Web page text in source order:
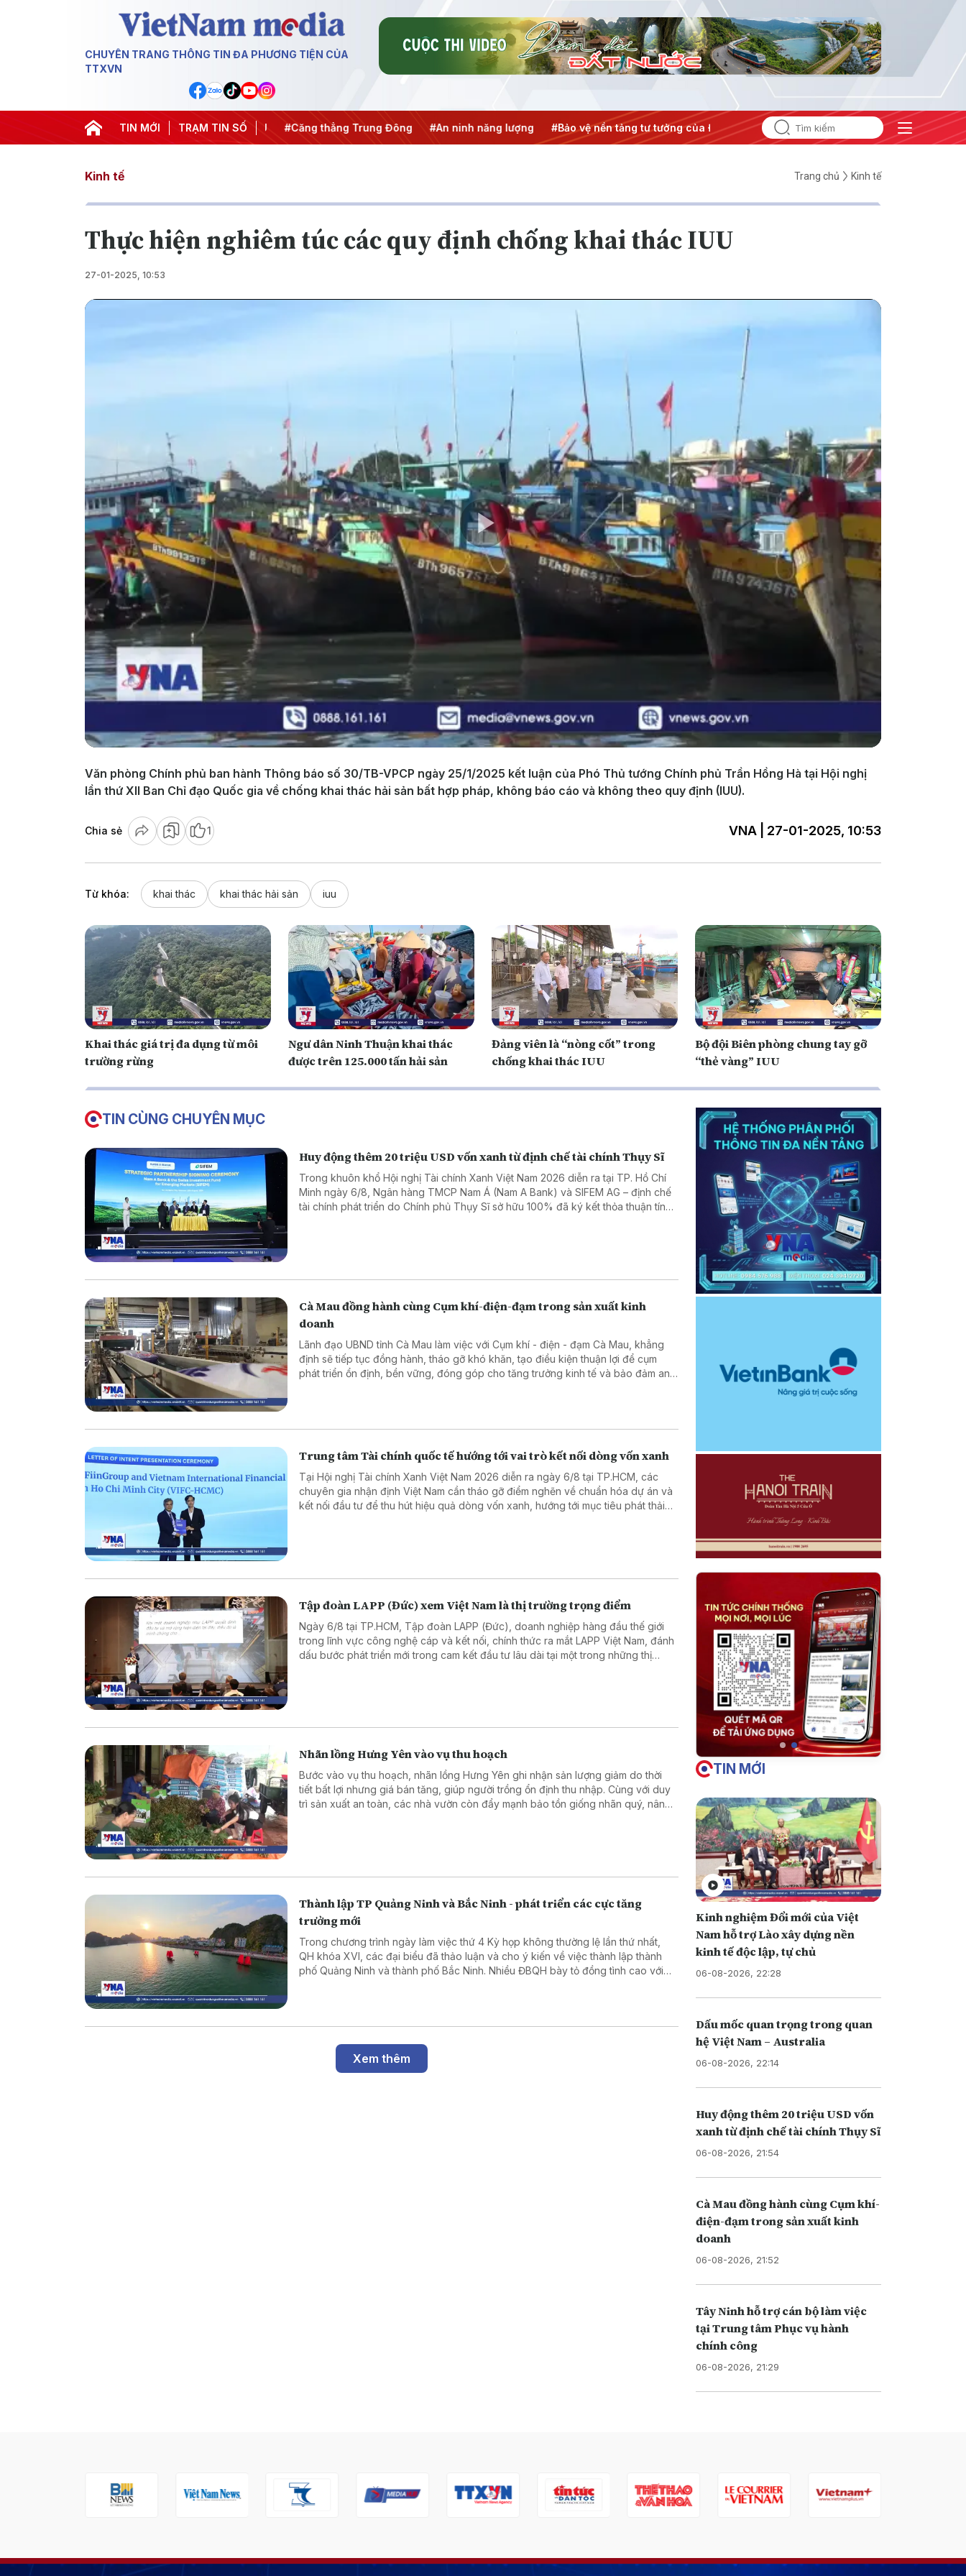
CHUYÊN TRANG THÔNG TIN ĐA PHƯƠNG TIỆN CỦA
TTXVN
TIN MỚI TRẠM TIN SỐ
dịch 500 ngày đêm #Chống khai thác IUU #Căng thẳng Trung Đông #An ninh năng lượng #Bảo vệ nền tảng tư tưởng của Đảng #Hội nghị Trung ương 3
Kinh tế Trang chủ Kinh tế
T hực hiện nghiêm túc các quy định chống khai thác IUU
27-01-2025, 10:53
Play
Video
Văn phòng Chính phủ ban hành Thông báo số 30/TB-VPCP ngày 25/1/2025 kết luận của Phó Thủ tướng Chính phủ Trần Hồng Hà tại Hội nghị
lần thứ XII Ban Chỉ đạo Quốc gia về chống khai thác hải sản bất hợp pháp, không báo cáo và không theo quy định (IUU).
Chia sẻ 1 VNA | 27-01-2025, 10:53
Từ khóa: khai thác khai thác hải sản iuu
Khai thác giá trị đa dụng từ môi
trường rừng
Ngư dân Ninh Thuận khai thác
được trên 125.000 tấn hải sản
Đảng viên là “nòng cốt” trong
chống khai thác IUU
Bộ đội Biên phòng chung tay gỡ
“thẻ vàng” IUU
TIN CÙNG CHUYÊN MỤC
Huy động thêm 20 triệu USD vốn xanh từ định chế tài chính Thụy Sĩ
Trong khuôn khổ Hội nghị Tài chính Xanh Việt Nam 2026 diễn ra tại TP. Hồ Chí
Minh ngày 6/8, Ngân hàng TMCP Nam Á (Nam A Bank) và SIFEM AG – định chế
tài chính phát triển do Chính phủ Thụy Sĩ sở hữu 100% đã ký kết thỏa thuận tín
Cà Mau đồng hành cùng Cụm khí-điện-đạm trong sản xuất kinh
doanh
Lãnh đạo UBND tỉnh Cà Mau làm việc với Cụm khí - điện - đạm Cà Mau, khẳng
định sẽ tiếp tục đồng hành, tháo gỡ khó khăn, tạo điều kiện thuận lợi để cụm
phát triển ổn định, bền vững, đóng góp cho tăng trưởng kinh tế và bảo đảm an
Trung tâm Tài chính quốc tế hướng tới vai trò kết nối dòng vốn xanh
Tại Hội nghị Tài chính Xanh Việt Nam 2026 diễn ra ngày 6/8 tại TP.HCM, các
chuyên gia nhận định Việt Nam cần tháo gỡ điểm nghẽn về chuẩn hóa dự án và
kết nối đầu tư để thu hút hiệu quả dòng vốn xanh, hướng tới mục tiêu phát thải
Tập đoàn LAPP (Đức) xem Việt Nam là thị trường trọng điểm
Ngày 6/8 tại TP.HCM, Tập đoàn LAPP (Đức), doanh nghiệp hàng đầu thế giới
trong lĩnh vực công nghệ cáp và kết nối, chính thức ra mắt LAPP Việt Nam, đánh
dấu bước phát triển mới trong cam kết đầu tư lâu dài tại một trong những thị
Nhãn lồng Hưng Yên vào vụ thu hoạch
Bước vào vụ thu hoạch, nhãn lồng Hưng Yên ghi nhận sản lượng giảm do thời
tiết bất lợi nhưng giá bán tăng, giúp người trồng ổn định thu nhập. Cùng với duy
trì sản xuất an toàn, các nhà vườn còn đẩy mạnh bảo tồn giống nhãn quý, nâng
Thành lập TP Quảng Ninh và Bắc Ninh - phát triển các cực tăng
trưởng mới
Trong chương trình ngày làm việc thứ 4 Kỳ họp không thường lệ lần thứ nhất,
QH khóa XVI, các đại biểu đã thảo luận và cho ý kiến về việc thành lập thành
phố Quảng Ninh và thành phố Bắc Ninh. Nhiều ĐBQH bày tỏ đồng tình cao với
Xem thêm
TIN MỚI
Kinh nghiệm Đổi mới của Việt
Nam hỗ trợ Lào xây dựng nền
kinh tế độc lập, tự chủ
06-08-2026, 22:28
Dấu mốc quan trọng trong quan
hệ Việt Nam – Australia
06-08-2026, 22:14
Huy động thêm 20 triệu USD vốn
xanh từ định chế tài chính Thụy Sĩ
06-08-2026, 21:54
Cà Mau đồng hành cùng Cụm khí-
điện-đạm trong sản xuất kinh
doanh
06-08-2026, 21:52
Tây Ninh hỗ trợ cán bộ làm việc
tại Trung tâm Phục vụ hành
chính công
06-08-2026, 21:29